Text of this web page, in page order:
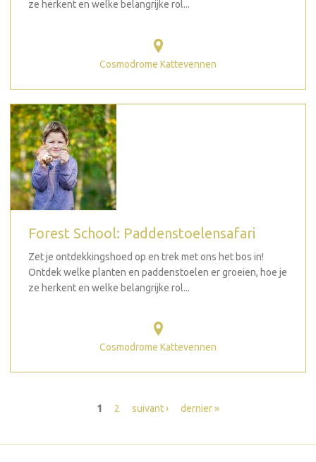
ze herkent en welke belangrijke rol...
Cosmodrome Kattevennen
Forest School: Paddenstoelensafari
Zet je ontdekkingshoed op en trek met ons het bos in!
Ontdek welke planten en paddenstoelen er groeien, hoe je
ze herkent en welke belangrijke rol...
Cosmodrome Kattevennen
1 2 suivant › dernier »